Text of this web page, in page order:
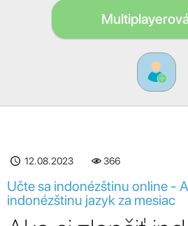
12.08.2023 366
Učte sa indonézštinu online -
indonézštinu jazyk za mesiac